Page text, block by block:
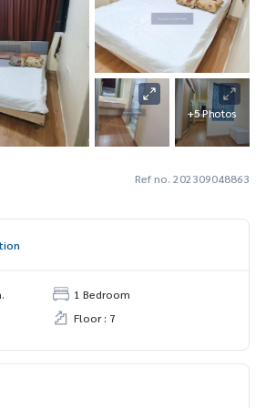
+5 Photos
Ref no. 202309048863
1 Bedroom
Floor : 7